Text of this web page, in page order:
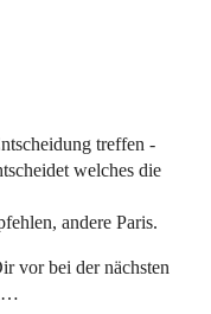
treffen -
welches die
andere Paris.
vor bei der nächsten